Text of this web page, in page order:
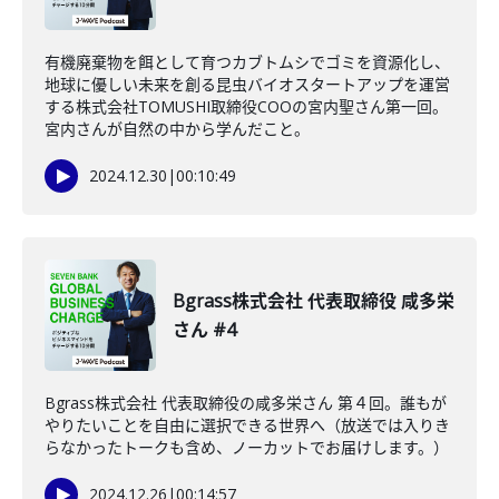
有機廃棄物を餌として育つカブトムシでゴミを資源化し、
地球に優しい未来を創る昆虫バイオスタートアップを運営
する株式会社TOMUSHI取締役COOの宮内聖さん第一回。
宮内さんが自然の中から学んだこと。
2024.12.30 |00:10:49
Bgrass株式会社 代表取締役 咸多栄
さん #4
Bgrass株式会社 代表取締役の咸多栄さん 第４回。誰もが
やりたいことを自由に選択できる世界へ（放送では入りき
らなかったトークも含め、ノーカットでお届けします。）
2024.12.26 |00:14:57